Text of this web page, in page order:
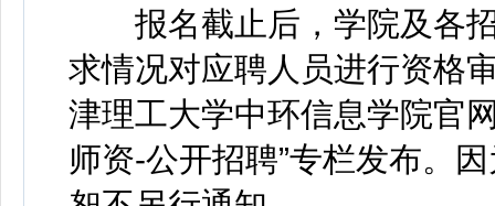
报名截止后，学院及各招
求情况对应聘人员进行资格
津理工大学中环信息学院官
师资-公开招聘”专栏发布。